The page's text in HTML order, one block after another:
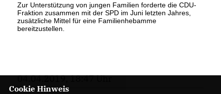
Zur Unterstützung von jungen Familien forderte die CDU-
Fraktion zusammen mit der SPD im Juni letzten Jahres,
zusätzliche Mittel für eine Familienhebamme
bereitzustellen.
04.04.2019, 18:47 Uhr
Cookie Hinweis